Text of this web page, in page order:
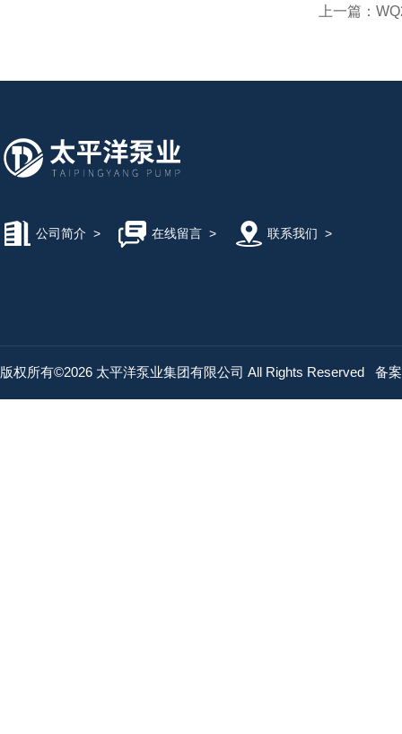
上一篇：
公司简介 > 在线留言> 联系我们 >
版权所有©2026 太平洋泵业集团有限公司 All Rights Reserved 备